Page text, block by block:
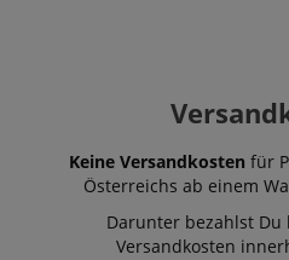
Keine Versandkosten für
Österreichs ab einem
Darunter bezahlst Du
Versandkosten